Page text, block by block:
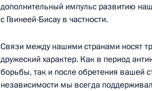
Встреча с Президентом
29 июля 2023 года, 14:40
дополнительный импульс развитию
с Гвинеей-Бисау в частности.
Связи между нашими странами носят
дружеский характер. Как в период
борьбы, так и после обретения вашей
независимости мы всегда